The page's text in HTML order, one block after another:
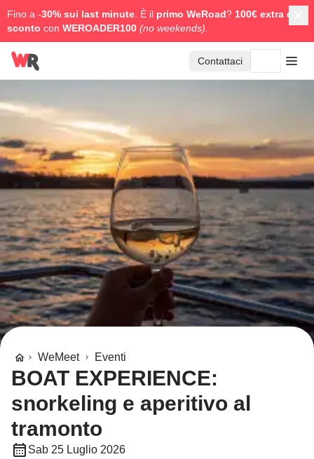
Fino a -30% sui last minute . È il primo WeRoad? 100€ extra di
sconto con WEROADER100 (no weekends).
Contattaci
WeMeet Eventi
BOAT EXPERIENCE:
snorkeling e aperitivo al
tramonto
Sab 25 Luglio 2026